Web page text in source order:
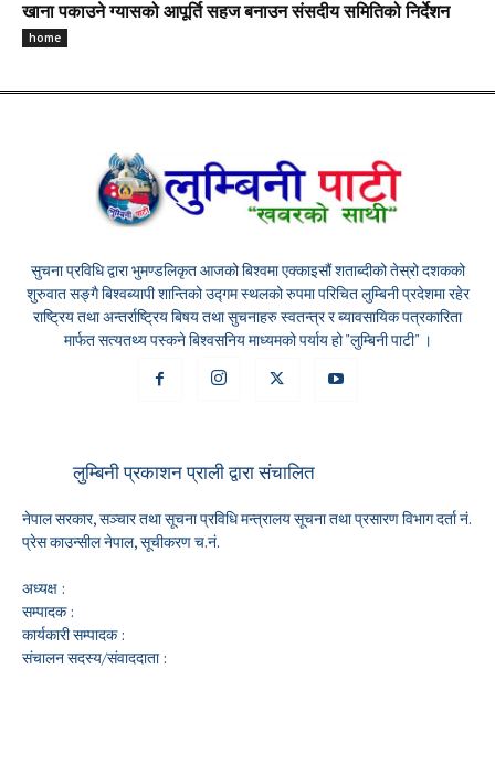
खाना पकाउने ग्यासको आपूर्ति सहज बनाउन संसदीय समितिको निर्देशन
home
सुचना प्रविधि द्वारा भुमण्डलिकृत आजको बिश्वमा एक्काइसौं शताब्दीको तेस्रो दशकको
शुरुवात सङ्गै बिश्वब्यापी शान्तिको उद्गम स्थलको रुपमा परिचित लुम्बिनी प्रदेशमा रहेर
राष्ट्रिय तथा अन्तर्राष्ट्रिय बिषय तथा सुचनाहरु स्वतन्त्र र ब्यावसायिक पत्रकारिता
मार्फत सत्यतथ्य पस्कने बिश्वसनिय माध्यमको पर्याय हो "लुम्बिनी पाटी" ।
लुम्बिनी प्रकाशन प्राली द्वारा संचालित
नेपाल सरकार, सञ्चार तथा सूचना प्रविधि मन्त्रालय सूचना तथा प्रसारण विभाग दर्ता नं.
प्रेस काउन्सील नेपाल, सूचीकरण च.नं.
अध्यक्ष :
सम्पादक :
कार्यकारी सम्पादक :
संचालन सदस्य/संवाददाता :